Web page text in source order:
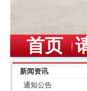
首页
新闻资讯
通知公告